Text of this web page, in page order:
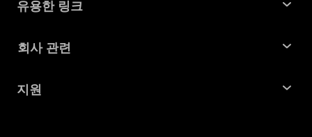
파티션 관리 도구
중복 파일 찾기 및 제거
유용한 링크
꿀팁 모음
맥 복구 솔루션
회사 관련
회사소개
지원